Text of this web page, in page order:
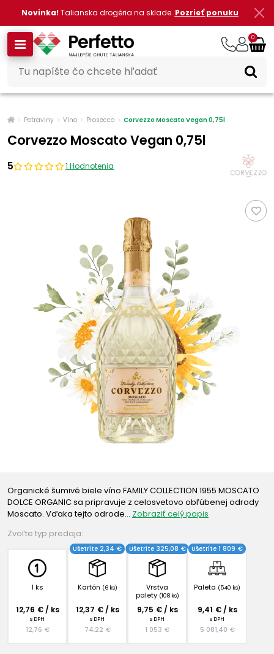
Novinka! Talianska drogéria na sklade. Pozrieť ponuku
0
Potraviny Víno Prosecco Corvezzo Moscato Vegan 0,75l
Corvezzo Moscato Vegan 0,75l
5 1 Hodnotenia
Organické šumivé biele víno FAMILY COLLECTION 1955 MOSCATO
DOLCE ORGANIC sa pripravuje z celosvetovo obľúbenej odrody
Moscato. Vďaka tejto odrode… Zobraziť celý popis
Zvoľte typ predaja:
1 ks
12,76 € / ks
s DPH
12,76 €
Kartón (6 ks)
Ušetríte 2,34 €
12,37 € / ks
s DPH
74,22 €
Vrstva
palety (108 ks)
Ušetríte 325,08 €
9,75 € / ks
s DPH
1 053 €
Paleta (540 ks)
Ušetríte 1 809 €
9,41 € / ks
s DPH
5 081,40 €